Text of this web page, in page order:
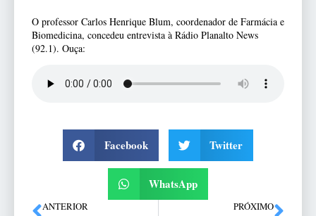
O professor Carlos Henrique Blum, coordenador de Farmácia e
Biomedicina, concedeu entrevista à Rádio Planalto News
(92.1). Ouça:
Facebook Twitter
WhatsApp
ANTERIOR PRÓXIMO